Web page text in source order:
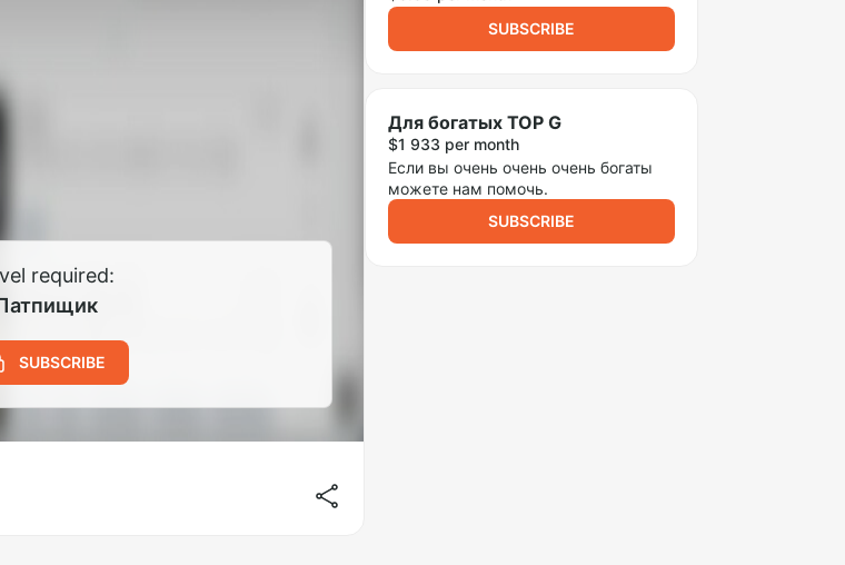
required:
SUBSCRIBE
SUBSCRIBE
Для богатых TOP G
$1 933 per month
Если вы очень очень очень богаты
можете нам помочь.
SUBSCRIBE